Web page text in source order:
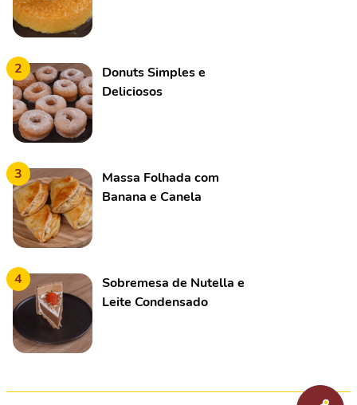
2
Donuts Simples e
Deliciosos
3
Massa Folhada com
Banana e Canela
4
Sobremesa de Nutella e
Leite Condensado